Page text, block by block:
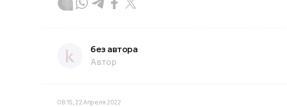
без автора
Автор
08:15, 22 Апреля 2022